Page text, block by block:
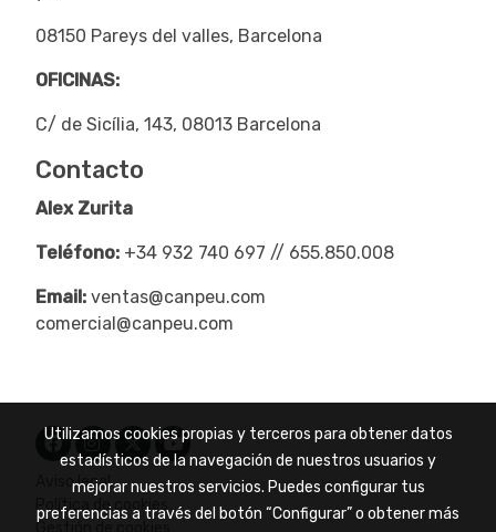
08150 Pareys del valles, Barcelona
OFICINAS:
C/ de Sicília, 143, 08013 Barcelona
Contacto
Alex Zurita
Teléfono: +34 932 740 697 // 655.850.008
Email: ventas@canpeu.com
comercial@canpeu.com
Aviso legal
Política de cookies
Utilizamos cookies propias y terceros para obtener datos
estadísticos de la navegación de nuestros usuarios y
mejorar nuestros servicios. Puedes configurar tus
preferencias a través del botón “Configurar” o obtener más